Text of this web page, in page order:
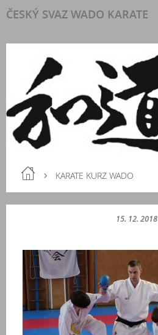
ČESKÝ SVAZ WADO KARATE
KARATE KURZ WADO
15. 12. 2018